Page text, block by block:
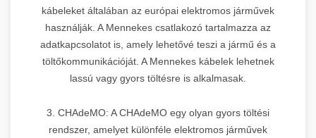
kábeleket általában az európai elektromos járművek
használják. A Mennekes csatlakozó tartalmazza az
adatkapcsolatot is, amely lehetővé teszi a jármű és a
töltőkommunikációját. A Mennekes kábelek lehetnek
lassú vagy gyors töltésre is alkalmasak.
3. CHAdeMO: A CHAdeMO egy olyan gyors töltési
rendszer, amelyet különféle elektromos járművek